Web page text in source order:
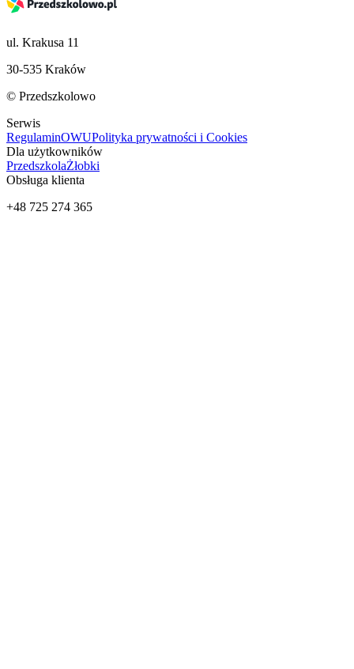
ul. Krakusa 11
30-535 Kraków
© Przedszkolowo
Serwis
RegulaminOWUPolityka prywatności i Cookies
Dla użytkowników
PrzedszkolaŻłobki
Obsługa klienta
+48 725 274 365